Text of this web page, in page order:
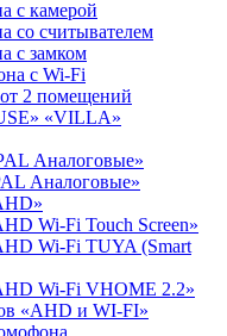
с камерой
со считывателем
c замком
с Wi-Fi
2 помещений
«VILLA»
Аналоговые»
Аналоговые»
Wi-Fi Touch Screen»
Wi-Fi TUYA (Smart
Wi-Fi VHOME 2.2»
«AHD и WI-FI»